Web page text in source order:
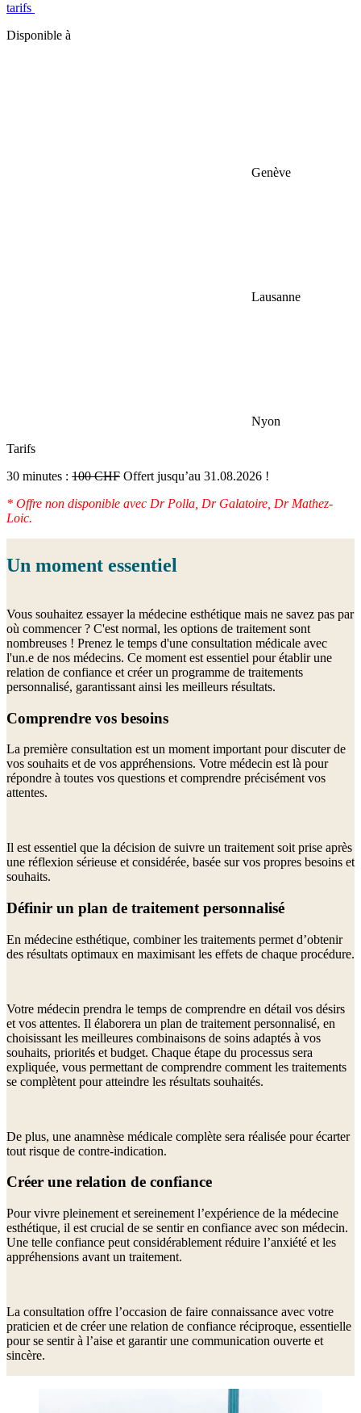
tarifs
Disponible à
Genève
Lausanne
Nyon
Tarifs
30 minutes : 100 CHF Offert jusqu’au 31.08.2026 !
* Offre non disponible avec Dr Polla, Dr Galatoire, Dr Mathez-
Loic.
Un moment essentiel
Vous souhaitez essayer la médecine esthétique mais ne savez pas par
où commencer ? C'est normal, les options de traitement sont
nombreuses ! Prenez le temps d'une consultation médicale avec
l'un.e de nos médecins. Ce moment est essentiel pour établir une
relation de confiance et créer un programme de traitements
personnalisé, garantissant ainsi les meilleurs résultats.
Comprendre vos besoins
La première consultation est un moment important pour discuter de
vos souhaits et de vos appréhensions. Votre médecin est là pour
répondre à toutes vos questions et comprendre précisément vos
attentes.
Il est essentiel que la décision de suivre un traitement soit prise après
une réflexion sérieuse et considérée, basée sur vos propres besoins et
souhaits.
Définir un plan de traitement personnalisé
En médecine esthétique, combiner les traitements permet d’obtenir
des résultats optimaux en maximisant les effets de chaque procédure.
Votre médecin prendra le temps de comprendre en détail vos désirs
et vos attentes. Il élaborera un plan de traitement personnalisé, en
choisissant les meilleures combinaisons de soins adaptés à vos
souhaits, priorités et budget. Chaque étape du processus sera
expliquée, vous permettant de comprendre comment les traitements
se complètent pour atteindre les résultats souhaités.
De plus, une anamnèse médicale complète sera réalisée pour écarter
tout risque de contre-indication.
Créer une relation de confiance
Pour vivre pleinement et sereinement l’expérience de la médecine
esthétique, il est crucial de se sentir en confiance avec son médecin.
Une telle confiance peut considérablement réduire l’anxiété et les
appréhensions avant un traitement.
La consultation offre l’occasion de faire connaissance avec votre
praticien et de créer une relation de confiance réciproque, essentielle
pour se sentir à l’aise et garantir une communication ouverte et
sincère.